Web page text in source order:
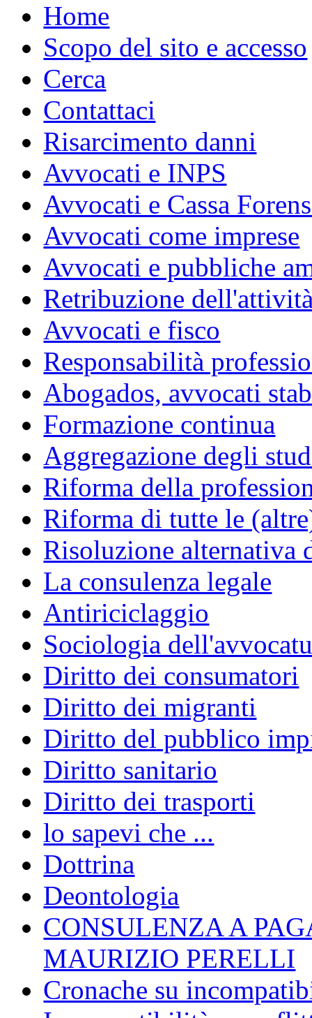
Home
Scopo del sito e accesso
Cerca
Contattaci
Risarcimento danni
Avvocati e INPS
Avvocati e Cassa
Avvocati come imprese
Avvocati e pubbliche
Retribuzione
Avvocati e fisco
Responsabilità
Abogados, avvocati
Formazione continua
Aggregazione degli
Riforma della
Riforma di tutte le
Risoluzione alternativa
La consulenza legale
Antiriciclaggio
Sociologia
Diritto dei consumatori
Diritto dei migranti
Diritto del pubblico
Diritto sanitario
Diritto dei trasporti
lo sapevi che ...
Dottrina
Deontologia
CONSULENZA A
MAURIZIO PERELLI
Cronache su